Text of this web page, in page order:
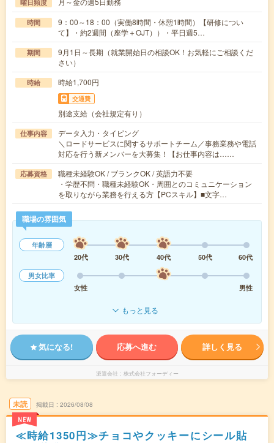
曜日頻度
時間
9：00～18：00（実働8時間・休憩1時間）【研修につい
て】・約2週間（座学＋OJT））・平日週5…
期間
9月1日～長期（就業開始日の相談OK！お気軽にご相談くだ
さい）
時給 時給1,700円
交通費
別途支給（会社規定有り）
仕事内容
データ入力・タイピング
＼ロードサービスに関するサポートチーム／事務業務や電話
対応を行う新メンバーを大募集！【お仕事内容は……
応募資格
職種未経験OK / ブランクOK / 英語力不要
・学歴不問・職種未経験OK・周囲とのコミュニケーション
を取りながら業務を行える方【PCスキル】■文字…
職場の雰囲気
年齢層
20代
30代 40代 50代
60代
男女比率
女性
男性
もっと見る
気になる! 応募へ進む 詳しく見る
派遣会社 株式会社フォーディー
未読
NEW
掲載日 2026/08/08
≪時給1350円≫チョコやクッキーにシール貼